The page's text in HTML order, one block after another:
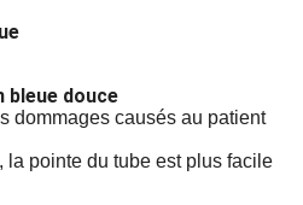
bleue douce
dommages causés au patient
la pointe du tube est plus facile